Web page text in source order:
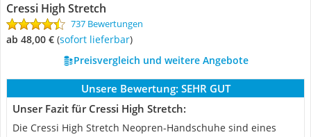
Cressi High Stretch
737 Bewertungen
ab 48,00 € ( Sofort lieferbar)
Preisvergleich und weitere Angebote
Unsere Bewertung: SEHR GUT
Unser Fazit für Cressi High Stretch:
Die Cressi High Stretch Neopren-Handschuhe sind eines